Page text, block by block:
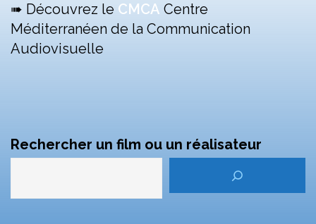
➠ Découvrez le CMCA Centre
Méditerranéen de la Communication
Audiovisuelle
Rechercher un film ou un réalisateur